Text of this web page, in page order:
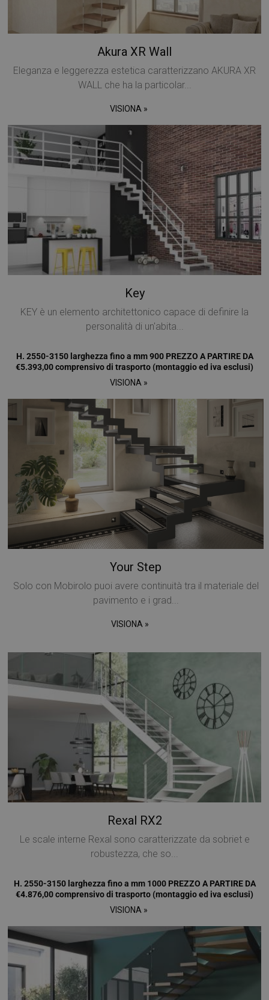
Akura XR Wall
Eleganza e leggerezza estetica caratterizzano AKURA XR
WALL che ha la particolar...
VISIONA »
Key
KEY è un elemento architettonico capace di definire la
personalità di un'abita...
H. 2550-3150 larghezza fino a mm 900 PREZZO A PARTIRE DA
€5.393,00 comprensivo di trasporto (montaggio ed iva esclusi)
VISIONA »
Your Step
Solo con Mobirolo puoi avere continuità tra il materiale del
pavimento e i grad...
VISIONA »
Rexal RX2
Le scale interne Rexal sono caratterizzate da sobriet e
robustezza, che so...
H. 2550-3150 larghezza fino a mm 1000 PREZZO A PARTIRE DA
€4.876,00 comprensivo di trasporto (montaggio ed iva esclusi)
VISIONA »